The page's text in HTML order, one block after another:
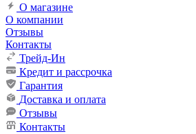
О магазине
О компании
Отзывы
Контакты
Трейд-Ин
Кредит и рассрочка
Гарантия
Доставка и оплата
Отзывы
Контакты